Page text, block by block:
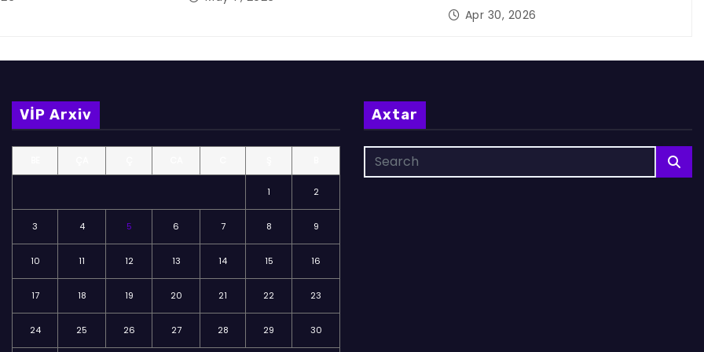
Apr 30, 2026
VİP Arxiv
1 2
3 4 5 6 7 8 9
10 11 12 13 14 15 16
17 18 19 20 21 22 23
24 25 26 27 28 29 30
Axtar